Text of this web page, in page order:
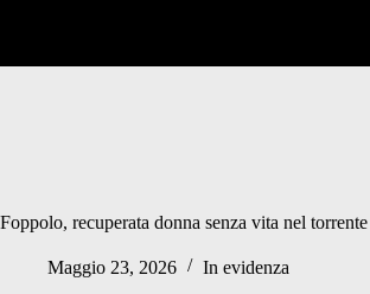
Foppolo, recuperata donna senza vita nel torrente
Maggio 23, 2026 In evidenza